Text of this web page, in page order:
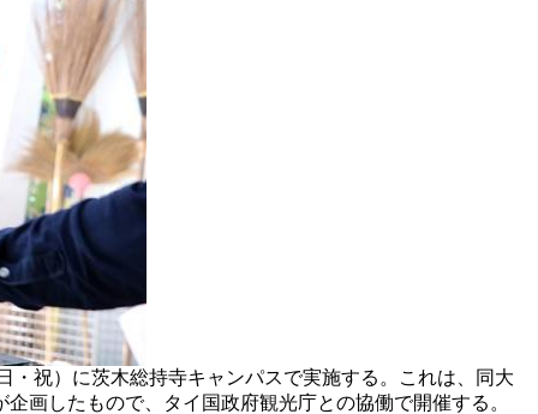
・祝）に茨木総持寺キャンパスで実施する。これは、同大
画したもので、タイ国政府観光庁との協働で開催する。